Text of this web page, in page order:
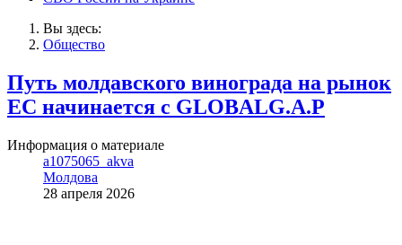
Вы здесь:
Общество
Путь молдавского винограда на рынок
ЕС начинается с GLOBALG.A.P
Информация о материале
a1075065_akva
Молдова
28 апреля 2026